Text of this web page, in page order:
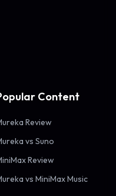
Content
Review
vs Suno
Review
vs MiniMax Music